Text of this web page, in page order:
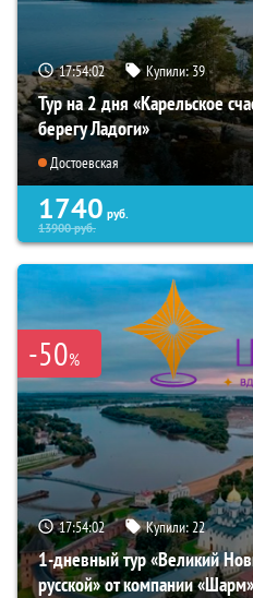
17:54:01 Купили:39
Тур на 2 дня «Карельское
берегу Ладоги»
Достоевская
1740 руб.
13900руб.
-50%
17:54:01 Купили:22
1-дневный тур «Великий
русской» от компании «Шарм»